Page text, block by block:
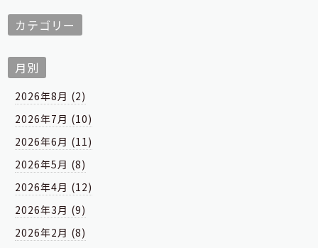
カテゴリー
月別
2026年8月 (2)
2026年7月 (10)
2026年6月 (11)
2026年5月 (8)
2026年4月 (12)
2026年3月 (9)
2026年2月 (8)